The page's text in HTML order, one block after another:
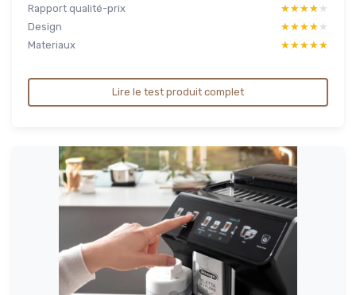
Rapport qualité-prix
★★★★★
★★★★★
Design
★★★★★
★★★★★
Materiaux
★★★★★
★★★★★
Lire le test produit complet